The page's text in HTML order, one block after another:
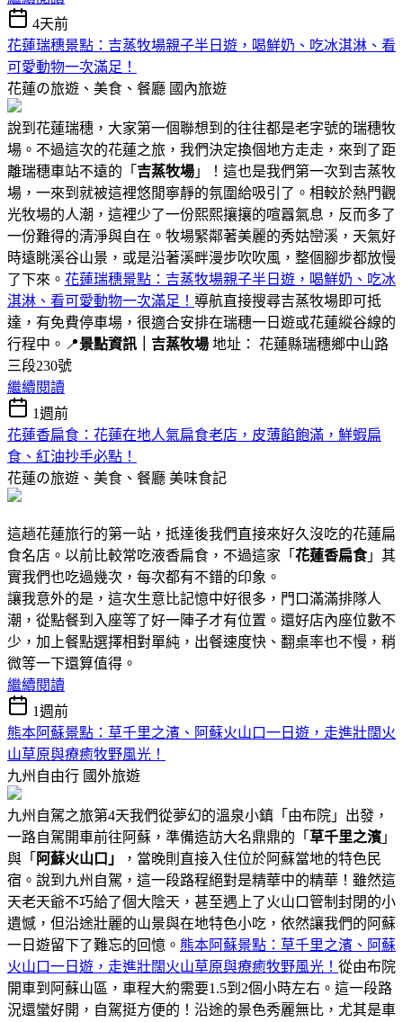
4天前
花蓮瑞穗景點：吉蒸牧場親子半日遊，喝鮮奶、吃冰淇淋、看
可愛動物一次滿足！
花蓮の旅遊、美食、餐廳 國內旅遊
說到花蓮瑞穗，大家第一個聯想到的往往都是老字號的瑞穗牧
場。不過這次的花蓮之旅，我們決定換個地方走走，來到了距
離瑞穗車站不遠的「 吉蒸牧場 」！這也是我們第一次到吉蒸牧
場，一來到就被這裡悠閒寧靜的氛圍給吸引了。相較於熱門觀
光牧場的人潮，這裡少了一份熙熙攘攘的喧囂氣息，反而多了
一份難得的清淨與自在。牧場緊鄰著美麗的秀姑巒溪，天氣好
時遠眺溪谷山景，或是沿著溪畔漫步吹吹風，整個腳步都放慢
了下來。 花蓮瑞穗景點：吉蒸牧場親子半日遊，喝鮮奶、吃冰
淇淋、看可愛動物一次滿足！ 導航直接搜尋吉蒸牧場即可抵
達，有免費停車場，很適合安排在瑞穗一日遊或花蓮縱谷線的
行程中。📍景點資訊｜吉蒸牧場 地址： 花蓮縣瑞穗鄉中山路
三段230號
繼續閱讀
1週前
花蓮香扁食：花蓮在地人氣扁食老店，皮薄餡飽滿，鮮蝦扁
食、紅油抄手必點！
花蓮の旅遊、美食、餐廳 美味食記
這趟花蓮旅行的第一站，抵達後我們直接來好久沒吃的花蓮扁
食名店。以前比較常吃液香扁食，不過這家「 花蓮香扁食」其
實我們也吃過幾次，每次都有不錯的印象。
讓我意外的是，這次生意比記憶中好很多，門口滿滿排隊人
潮，從點餐到入座等了好一陣子才有位置。還好店內座位數不
少，加上餐點選擇相對單純，出餐速度快、翻桌率也不慢，稍
微等一下還算值得。
繼續閱讀
1週前
熊本阿蘇景點：草千里之濱、阿蘇火山口一日遊，走進壯闊火
山草原與療癒牧野風光！
九州自由行 國外旅遊
九州自駕之旅第4天我們從夢幻的溫泉小鎮「由布院」出發，
一路自駕開車前往阿蘇，準備造訪大名鼎鼎的「 草千里之濱 」
與「 阿蘇火山口」
，當晚則直接入住位於阿蘇當地的特色民
宿。說到九州自駕，這一段路程絕對是精華中的精華！雖然這
天老天爺不巧給了個大陰天，甚至遇上了火山口管制封閉的小
遺憾，但沿途壯麗的山景與在地特色小吃，依然讓我們的阿蘇
一日遊留下了難忘的回憶。 熊本阿蘇景點：草千里之濱、阿蘇
火山口一日遊，走進壯闊火山草原與療癒牧野風光！ 從由布院
開車到阿蘇山區，車程大約需要1.5到2個小時左右。這一段路
況還蠻好開，自駕挺方便的！沿途的景色秀麗無比，尤其是車